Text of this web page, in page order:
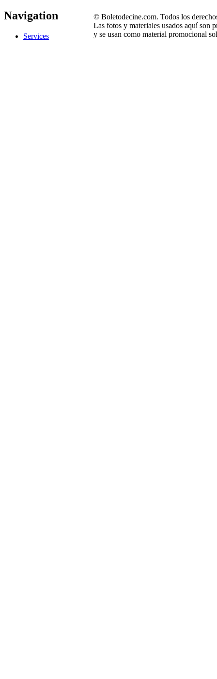
Navigation
Services
© Boletodecine.com. Todos los
Las fotos y materiales usados aquí son
y se usan como material promocional